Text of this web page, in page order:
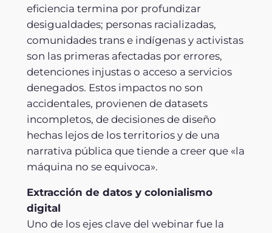
eficiencia termina por profundizar
desigualdades; personas racializadas,
comunidades trans e indígenas y activistas
son las primeras afectadas por errores,
detenciones injustas o acceso a servicios
denegados. Estos impactos no son
accidentales, provienen de datasets
incompletos, de decisiones de diseño
hechas lejos de los territorios y de una
narrativa pública que tiende a creer que «la
máquina no se equivoca».
Extracción de datos y colonialismo
digital
Uno de los ejes clave del webinar fue la